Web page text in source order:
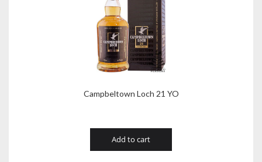
Campbeltown Loch 21 YO
Add to cart